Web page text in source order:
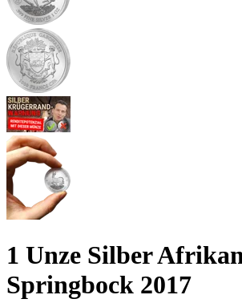
1 Unze Silber
Springbock 2017